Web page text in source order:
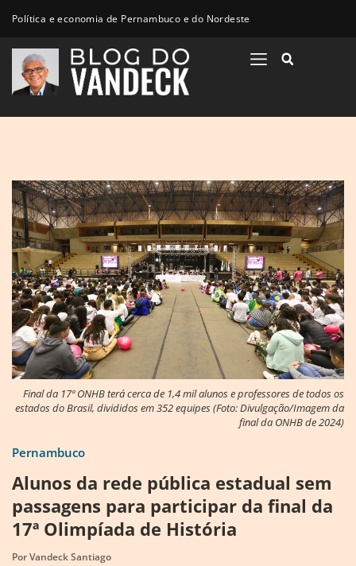
Política e economia de Pernambuco e do Nordeste
Final da 17ª ONHB terá cerca de 1,4 mil alunos e professores de todos os
estados do Brasil, divididos em 352 equipes (Foto: Divulgação/Imagem da
final da ONHB de 2024)
Pernambuco
Alunos da rede pública estadual sem
passagens para participar da final da
17ª Olimpíada de História
PorVandeck Santiago